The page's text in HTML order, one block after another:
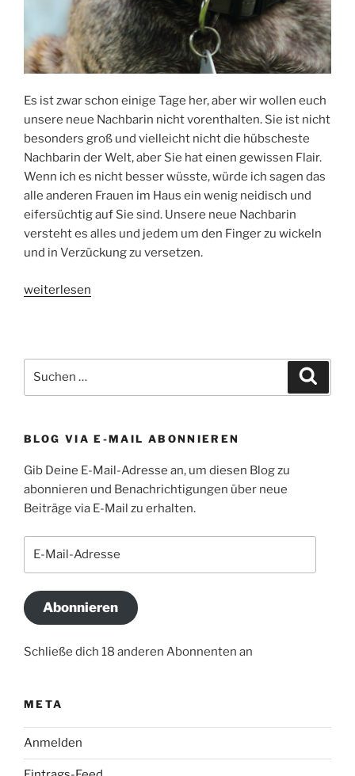
Es ist zwar schon einige Tage her, aber wir wollen euch
unsere neue Nachbarin nicht vorenthalten. Sie ist nicht
besonders groß und vielleicht nicht die hübscheste
Nachbarin der Welt, aber Sie hat einen gewissen Flair.
Wenn ich es nicht besser wüsste, würde ich sagen das
alle anderen Frauen im Haus ein wenig neidisch und
eifersüchtig auf Sie sind. Unsere neue Nachbarin
versteht es alles und jedem um den Finger zu wickeln
und in Verzückung zu versetzen.
„Fledermausohren,
einfach
die
weiterlesen
nach:
BLOG VIA E-MAIL ABONNIEREN
Gib Deine E-Mail-Adresse an, um diesen Blog zu
abonnieren und Benachrichtigungen über neue
Beiträge via E-Mail zu erhalten.
Abonnieren
Schließe dich 18 anderen Abonnenten an
META
Anmelden